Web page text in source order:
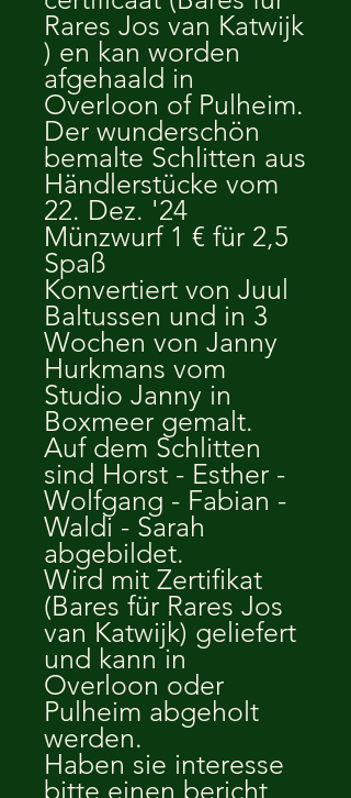
Rares Jos van Katwijk
) en kan worden
afgehaald in
Overloon of Pulheim.
Der wunderschön
bemalte Schlitten aus
Händlerstücke vom
22. Dez. '24
Münzwurf 1 € für 2,5
Spaß
Konvertiert von Juul
Baltussen und in 3
Wochen von Janny
Hurkmans vom
Studio Janny in
Boxmeer gemalt.
Auf dem Schlitten
sind Horst - Esther -
Wolfgang - Fabian -
Waldi - Sarah
abgebildet.
Wird mit Zertifikat
(Bares für Rares Jos
van Katwijk) geliefert
und kann in
Overloon oder
Pulheim abgeholt
werden.
Haben sie interesse
bitte einen bericht